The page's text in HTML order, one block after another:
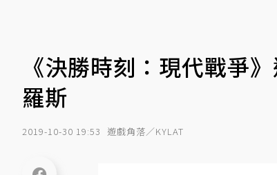
《決勝時刻：現代戰爭
羅斯
2019-10-30 19:53 遊戲角落／KYLAT